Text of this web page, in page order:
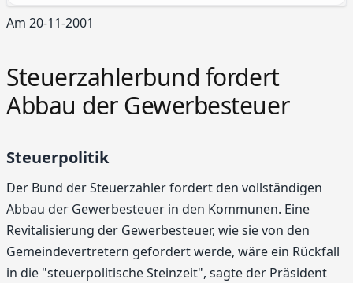
Am 20-11-2001
Steuerzahlerbund fordert
Abbau der Gewerbesteuer
Steuerpolitik
Der Bund der Steuerzahler fordert den vollständigen
Abbau der Gewerbesteuer in den Kommunen. Eine
Revitalisierung der Gewerbesteuer, wie sie von den
Gemeindevertretern gefordert werde, wäre ein Rückfall
in die "steuerpolitische Steinzeit", sagte der Präsident